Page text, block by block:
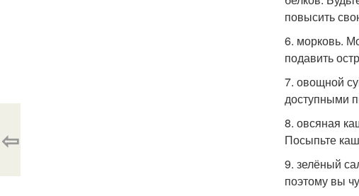
повысить
6. морковь.
подавить
7. овощной
доступными
8. овсяная
Посыпьте
9. зелёный
поэтому вы
⇦